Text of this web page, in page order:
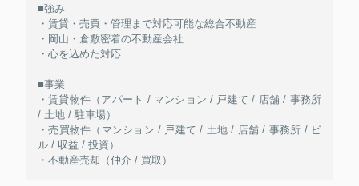
■強み
・賃貸・売買・管理まで対応可能な総合不動産
・岡山・倉敷密着の不動産会社
・心を込めた対応
■事業
・賃貸物件（アパート / マンション / 戸建て / 店舗 / 事務所
/ 土地 / 駐車場）
・売買物件（マンション / 戸建て / 土地 / 店舗 / 事務所 / ビ
ル / 収益 / 投資）
・不動産売却（仲介 / 買取）